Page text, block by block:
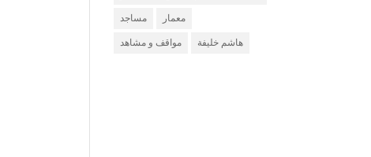
مساجد معمار
مواقف و مشاهد هاشم خليفة